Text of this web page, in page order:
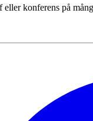
konferens på